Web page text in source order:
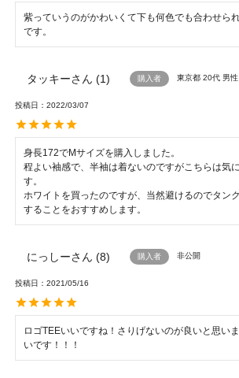
紫っていうのがかわいくて下も何色でも合わせら
です。
タッキー 1 購入者 東京都 20代 男性
投稿日 2022/03/07
身長172でMサイズを購入しました。
程よい袖感で、半袖は着ないのですがこちらは気
す。
ホワイトを買ったのですが、当然避けるのでタン
することをおすすめします。
にっしー 8 購入者 非公開
投稿日 2021/05/16
ロゴTEEいいですね！さりげないのが良いと思い
いです！！！